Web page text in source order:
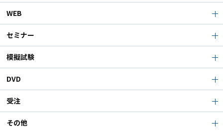
WEB
セミナー
模擬試験
DVD
受注
その他